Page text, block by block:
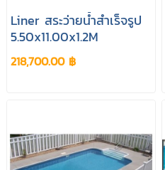
Liner สระว่ายน้ำสำเร็จรูป
5.50x11.00x1.2M
218,700.00 ฿